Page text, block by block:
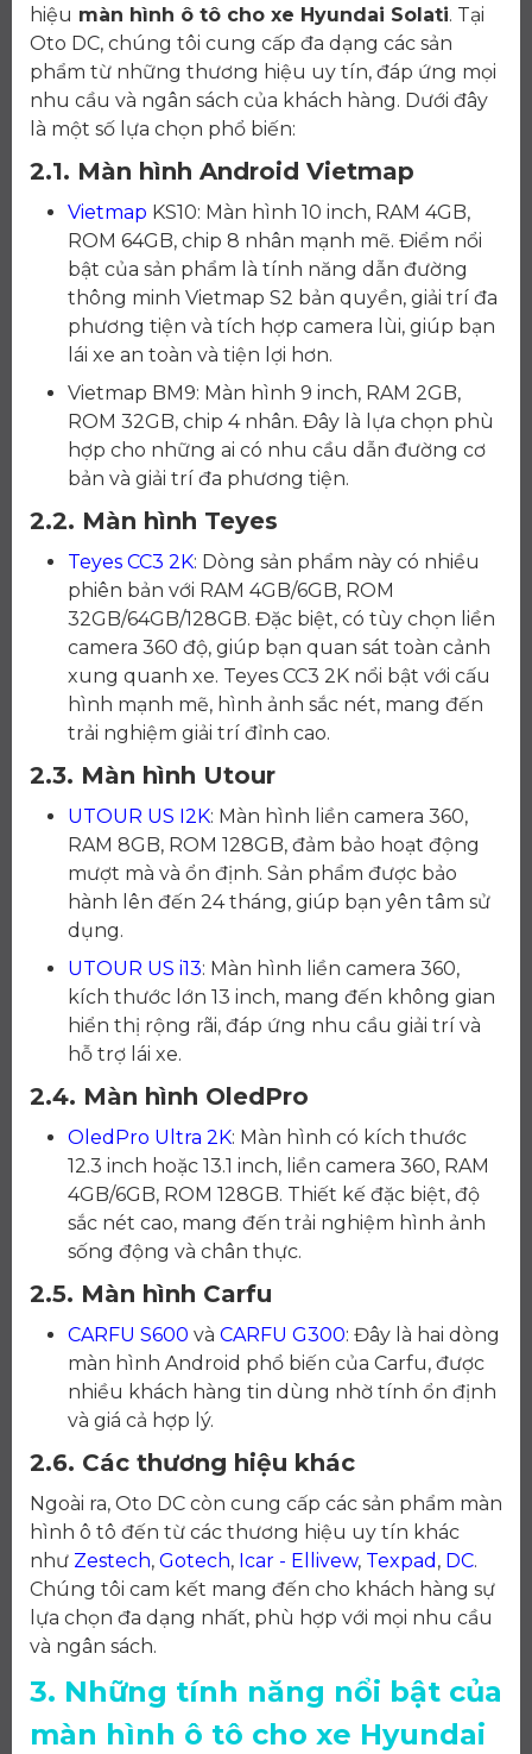
hiệu màn hình ô tô cho xe Hyundai Solati. Tại
Oto DC, chúng tôi cung cấp đa dạng các sản
phẩm từ những thương hiệu uy tín, đáp ứng mọi
nhu cầu và ngân sách của khách hàng. Dưới đây
là một số lựa chọn phổ biến:
2.1. Màn hình Android Vietmap
Vietmap KS10: Màn hình 10 inch, RAM 4GB,
ROM 64GB, chip 8 nhân mạnh mẽ. Điểm nổi
bật của sản phẩm là tính năng dẫn đường
thông minh Vietmap S2 bản quyền, giải trí đa
phương tiện và tích hợp camera lùi, giúp bạn
lái xe an toàn và tiện lợi hơn.
Vietmap BM9: Màn hình 9 inch, RAM 2GB,
ROM 32GB, chip 4 nhân. Đây là lựa chọn phù
hợp cho những ai có nhu cầu dẫn đường cơ
bản và giải trí đa phương tiện.
2.2. Màn hình Teyes
Teyes CC3 2K: Dòng sản phẩm này có nhiều
phiên bản với RAM 4GB/6GB, ROM
32GB/64GB/128GB. Đặc biệt, có tùy chọn liền
camera 360 độ, giúp bạn quan sát toàn cảnh
xung quanh xe. Teyes CC3 2K nổi bật với cấu
hình mạnh mẽ, hình ảnh sắc nét, mang đến
trải nghiệm giải trí đỉnh cao.
2.3. Màn hình Utour
UTOUR US I2K: Màn hình liền camera 360,
RAM 8GB, ROM 128GB, đảm bảo hoạt động
mượt mà và ổn định. Sản phẩm được bảo
hành lên đến 24 tháng, giúp bạn yên tâm sử
dụng.
UTOUR US i13: Màn hình liền camera 360,
kích thước lớn 13 inch, mang đến không gian
hiển thị rộng rãi, đáp ứng nhu cầu giải trí và
hỗ trợ lái xe.
2.4. Màn hình OledPro
OledPro Ultra 2K: Màn hình có kích thước
12.3 inch hoặc 13.1 inch, liền camera 360, RAM
4GB/6GB, ROM 128GB. Thiết kế đặc biệt, độ
sắc nét cao, mang đến trải nghiệm hình ảnh
sống động và chân thực.
2.5. Màn hình Carfu
CARFU S600 và CARFU G300: Đây là hai dòng
màn hình Android phổ biến của Carfu, được
nhiều khách hàng tin dùng nhờ tính ổn định
và giá cả hợp lý.
2.6. Các thương hiệu khác
Ngoài ra, Oto DC còn cung cấp các sản phẩm màn
hình ô tô đến từ các thương hiệu uy tín khác
như Zestech, Gotech, Icar - Ellivew, Texpad , DC.
Chúng tôi cam kết mang đến cho khách hàng sự
lựa chọn đa dạng nhất, phù hợp với mọi nhu cầu
và ngân sách.
3. Những tính năng nổi bật của
màn hình ô tô cho xe Hyundai